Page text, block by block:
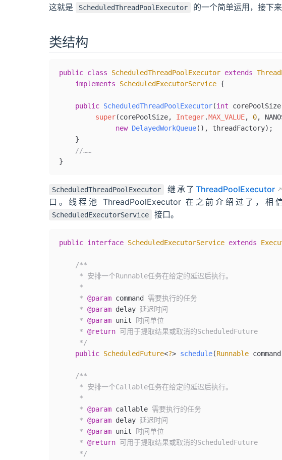
这就是 ScheduledThreadPoolExecutor 的一个简单运用，接下
类结构
public class ScheduledThreadPoolExecutor extends
	implements
ScheduledExecutorService {
    public
ScheduledThreadPoolExecutor(int corePoolSize
         super
(corePoolSize, Integer.MAX_VALUE, 0,
              new
DelayedWorkQueue(), threadFactory);
    }
    //……
}
ScheduledThreadPoolExecutor 继承了 ThreadPoolExecutor
口。线程池 ThreadPoolExecutor 在之前介绍过了，
ScheduledExecutorService 接口。
public interface ScheduledExecutorService extends
    /**
     * 安排一个Runnable任务在给定的延迟后执行。
     *
     *
@param command
需要执行的任务
     *
@param delay 延迟时间
     *
@param unit 时间单位
     *
@return 可用于提取结果或取消的ScheduledFuture
     */
    public
ScheduledFuture<?> schedule(Runnable command
    /**
     * 安排一个Callable任务在给定的延迟后执行。
     *
     *
@param callable 需要执行的任务
     *
@param delay 延迟时间
     *
@param unit 时间单位
     *
@return 可用于提取结果或取消的ScheduledFuture
     */